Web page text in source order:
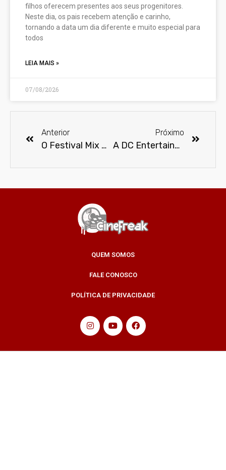
filhos oferecem presentes aos seus progenitores.
Neste dia, os pais recebem atenção e carinho,
tornando a data um dia diferente e muito especial para
todos
LEIA MAIS »
07/08/2026
Anterior
O Festival Mix Brasil de Cultura da Diversidade homenageia Gus Van Sant em sua 25° edição
Próximo
A DC Entertainment revelou os detalhes do Dia da Liga de Justiça
QUEM SOMOS
FALE CONOSCO
POLÍTICA DE PRIVACIDADE